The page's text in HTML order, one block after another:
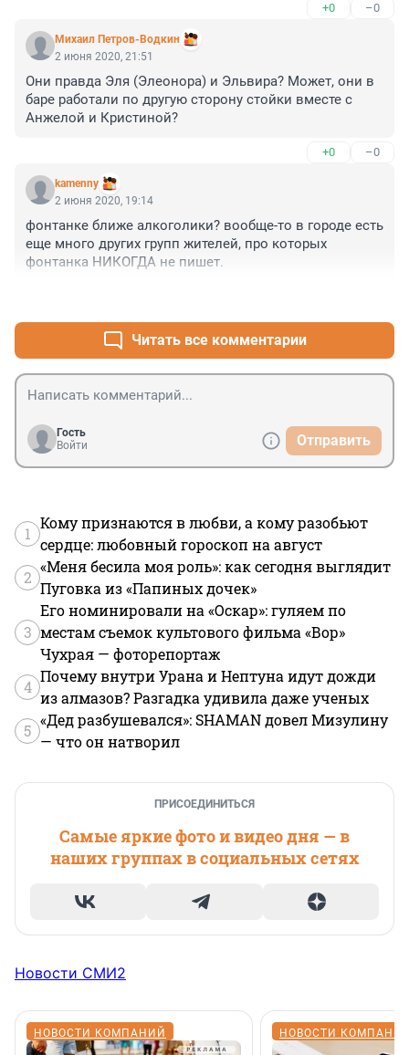
Зачем?
+0 –0
Михаил Петров-Водкин
2 июня 2020, 21:51
Они правда Эля (Элеонора) и Эльвира? Может, они в
баре работали по другую сторону стойки вместе с
Анжелой и Кристиной?
+0 –0
kamenny
2 июня 2020, 19:14
фонтанке ближе алкоголики? вообще-то в городе есть
еще много других групп жителей, про которых
фонтанка НИКОГДА не пишет.
Читать все комментарии
Гость
Войти
Отправить
1
Кому признаются в любви, а кому разобьют
сердце: любовный гороскоп на август
2
«Меня бесила моя роль»: как сегодня выглядит
Пуговка из «Папиных дочек»
3
Его номинировали на «Оскар»: гуляем по
местам съемок культового фильма «Вор»
Чухрая — фоторепортаж
4
Почему внутри Урана и Нептуна идут дожди
из алмазов? Разгадка удивила даже ученых
5
«Дед разбушевался»: SHAMAN довел Мизулину
— что он натворил
ПРИСОЕДИНИТЬСЯ
Самые яркие фото и видео дня — в
наших группах в социальных сетях
Новости СМИ2
НОВОСТИ КОМПАНИЙ НОВОСТИ